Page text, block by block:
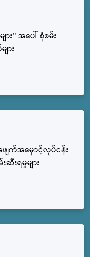
း" အပေါ် စုံစမ်း
ား
အဖျက်အမှောင့်လုပ်ငန်း
းရမှုများ